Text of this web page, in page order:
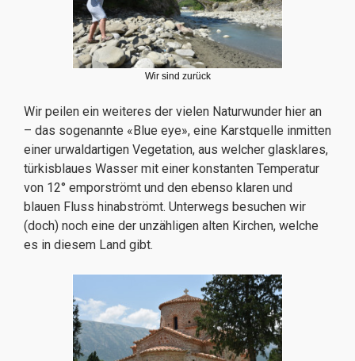
Wir sind zurück
Wir peilen ein weiteres der vielen Naturwunder hier an
– das sogenannte «Blue eye», eine Karstquelle inmitten
einer urwaldartigen Vegetation, aus welcher glasklares,
türkisblaues Wasser mit einer konstanten Temperatur
von 12° emporströmt und den ebenso klaren und
blauen Fluss hinabströmt. Unterwegs besuchen wir
(doch) noch eine der unzähligen alten Kirchen, welche
es in diesem Land gibt.